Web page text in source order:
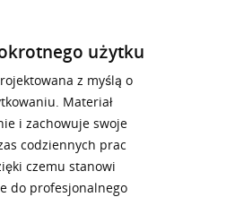
użytku
z myślą o
Materiał
i zachowuje swoje
codziennych prac
czemu stanowi
do profesjonalnego